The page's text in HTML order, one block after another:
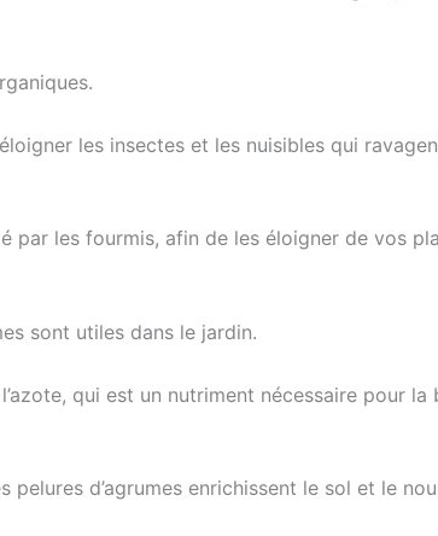
les insectes et les nuisibles qui
par les fourmis, afin de les éloigner de vos
sont utiles dans le jardin.
qui est un nutriment nécessaire pour la
pelures d’agrumes enrichissent le sol et le